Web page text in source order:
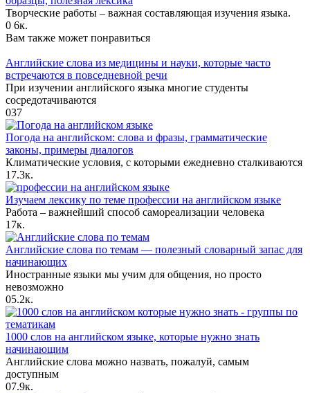
Творческие работы – важная составляющая изучения языка.
0 6к.
Вам также может понравиться
Английские слова из медицины и науки, которые часто
встречаются в повседневной речи
При изучении английского языка многие студенты
сосредотачиваются
037
Погода на английском: слова и фразы, грамматические
законы, примеры диалогов
Климатические условия, с которыми ежедневно сталкиваются
1 7.3к.
Изучаем лексику по теме профессии на английском языке
Работа – важнейший способ самореализации человека
1 7к.
Английские слова по темам — полезный словарный запас для
начинающих
Иностранные языки мы учим для общения, но просто
невозможно
05.2к.
1000 слов на английском языке, которые нужно знать
начинающим
Английские слова можно назвать, пожалуй, самым
доступным
07.9к.